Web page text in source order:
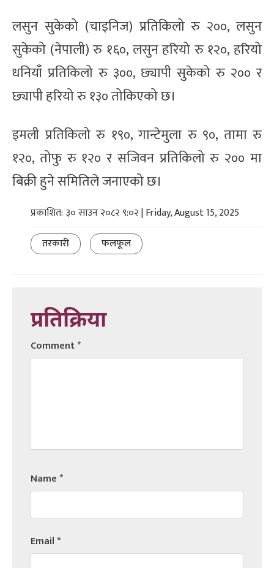
लसुन सुकेको (चाइनिज) प्रतिकिलो रु २००, लसुन
सुकेको (नेपाली) रु १६०, लसुन हरियो रु १२०, हरियो
धनियाँ प्रतिकिलो रु ३००, छ्यापी सुकेको रु २०० र
छ्यापी हरियो रु १३० तोकिएको छ।
इमली प्रतिकिलो रु १९०, गान्टेमुला रु ९०, तामा रु
१२०, तोफु रु १२० र सजिवन प्रतिकिलो रु २०० मा
बिक्री हुने समितिले जनाएको छ।
प्रकाशित: ३० साउन २०८२ ९:०२ | Friday, August 15, 2025
तरकारी
फलफूल
प्रतिक्रिया
Comment*
Name*
Email*